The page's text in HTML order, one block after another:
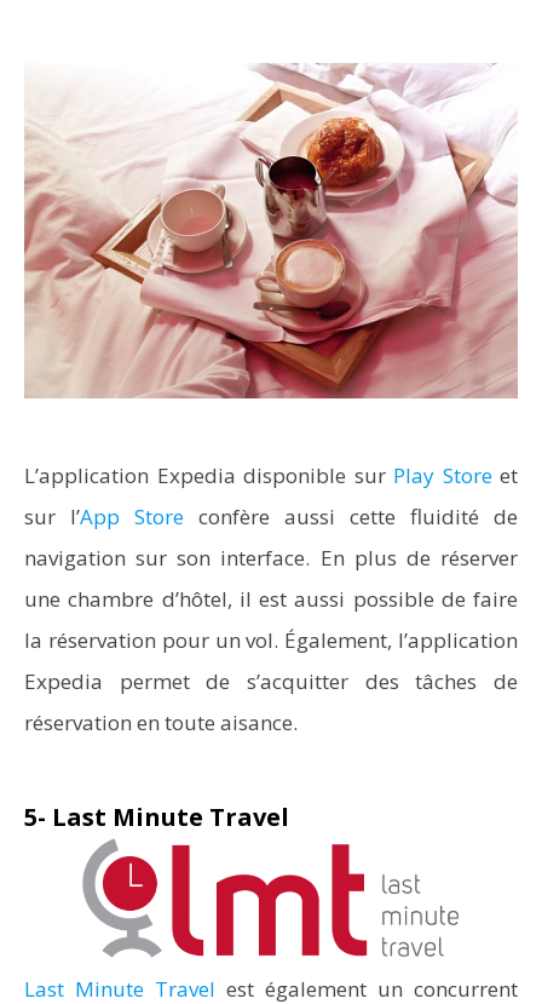
L’application Expedia disponible sur Play Storeet
sur l’App Store confère aussi cette fluidité de
navigation sur son interface. En plus de réserver
une chambre d’hôtel, il est aussi possible de faire
la réservation pour un vol. Également, l’application
Expedia permet de s’acquitter des tâches de
réservation en toute aisance.
5- Last Minute Travel
Last Minute Travel est également un concurrent